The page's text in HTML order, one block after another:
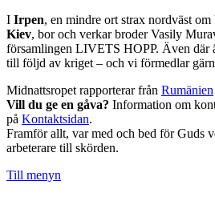
I Irpen, en mindre ort strax nordväst om
Kiev, bor och verkar broder Vasily
församlingen LIVETS HOPP. Även där
till följd av kriget – och vi förmedlar
Midnattsropet rapporterar från Rumänien
Vill du ge en gåva? Information om
på Kontaktsidan.
Framför allt, var med och bed för Guds
arbeterare till skörden.
Till menyn